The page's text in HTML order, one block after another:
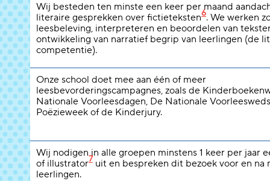
Wij besteden ten minste een keer per maand
literaire gesprekken over fictieteksten6. We werken
leesbeleving, interpreteren en beoordelen van
ontwikkeling van narratief begrip van leerlingen (de
competentie).
Onze school doet mee aan één of meer
leesbevorderingscampagnes, zoals de
Nationale Voorleesdagen, De Nationale
Poëzieweek of de Kinderjury.
Wij nodigen in alle groepen minstens 1 keer per jaar
of illustrator7 uit en bespreken dit bezoek voor en na
leerlingen.